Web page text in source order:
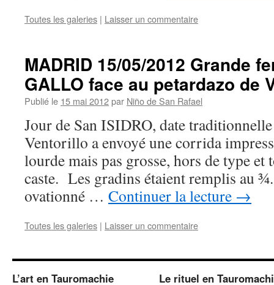
Toutes les galeries | Laisser un commentaire
MADRID 15/05/2012 Grande
GALLO face au petardazo de
Publié le 15 mai 2012par Niño de San Rafael
Jour de San ISIDRO, date
Ventorillo a envoyé une corrida
lourde mais pas grosse, hors de type et
caste. Les gradins étaient remplis au
ovationné … Continuer la lecture →
Toutes les galeries | Laisser un commentaire
L’art en Tauromachie Le rituel en